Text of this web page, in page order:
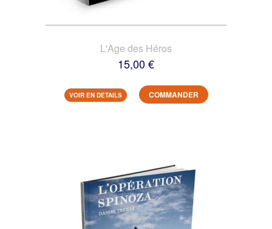
L'Age des Héros
15,00 €
VOIR EN DETAILS COMMANDER